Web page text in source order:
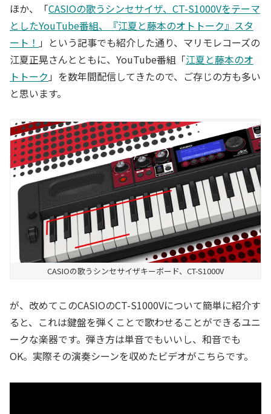
ほか、「CASIOの歌うシンセサイザ、CT-S1000Vをテーマ
としたYouTube番組、『江夏と藤本のオトトーク』スタ
ート！ 」という記事でも紹介した通り、マリモレコーズの
江夏正晃さんとともに、YouTube番組「江夏と藤本のオ
トトーク 」を数年間配信してきたので、ご存じの方も多い
と思います。
CASIOの歌うシンセサイザキーボード、CT-S1000V
が、改めてこのCASIOのCT-S1000Vについて簡単に紹介す
ると、これは鍵盤を弾くことで歌わせることができるユニ
ークな楽器です。弾き方は単音でもいいし、和音でも
OK。実際その演奏シーンを収めたビデオがこちらです。